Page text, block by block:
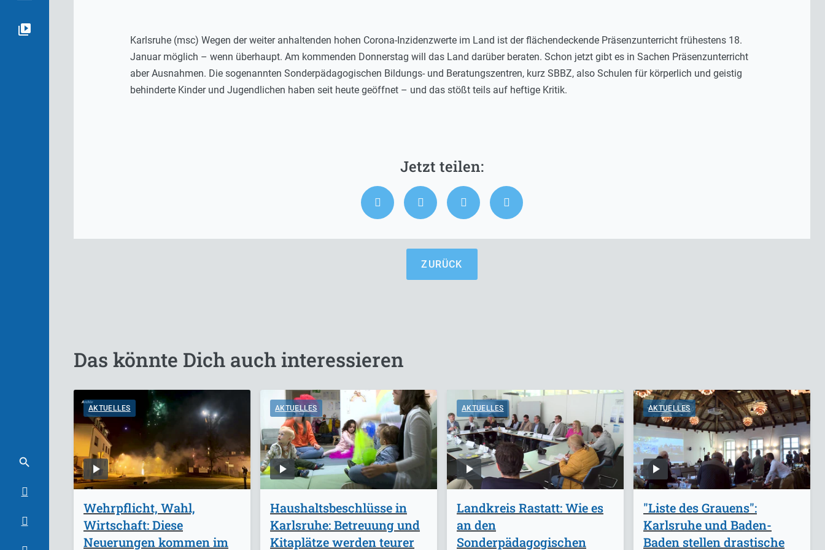
Karlsruhe (msc) Wegen der weiter anhaltenden hohen Corona-Inzidenzwerte im Land ist der flächendeckende Präsenzunterricht frühestens 18.
Januar möglich – wenn überhaupt. Am kommenden Donnerstag will das Land darüber beraten. Schon jetzt gibt es in Sachen Präsenzunterricht
aber Ausnahmen. Die sogenannten Sonderpädagogischen Bildungs- und Beratungszentren, kurz SBBZ, also Schulen für körperlich und geistig
behinderte Kinder und Jugendlichen haben seit heute geöffnet – und das stößt teils auf heftige Kritik.
ZURÜCK
Das könnte Dich auch interessieren
AKTUELLES
Wehrpflicht, Wahl,
Wirtschaft: Diese
Neuerungen kommen im
AKTUELLES
Haushaltsbeschlüsse in
Karlsruhe: Betreuung und
Kitaplätze werden teurer
AKTUELLES
Landkreis Rastatt: Wie es
an den
Sonderpädagogischen
AKTUELLES
"Liste des Grauens":
Karlsruhe und Baden-
Baden stellen drastische